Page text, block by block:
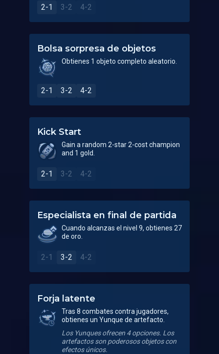
2-1 3-2 4-2
Bolsa sorpresa de objetos
Obtienes 1 objeto completo aleatorio.
2-1 3-2 4-2
Kick Start
Gain a random 2-star 2-cost champion
and 1 gold.
2-1 3-2 4-2
Especialista en final de partida
Cuando alcanzas el nivel 9, obtienes 27
de oro.
2-1 3-2 4-2
Forja latente
Tras 8 combates contra jugadores,
obtienes un Yunque de artefacto.
Los Yunques ofrecen 4 opciones. Los
artefactos son poderosos objetos con
efectos únicos.